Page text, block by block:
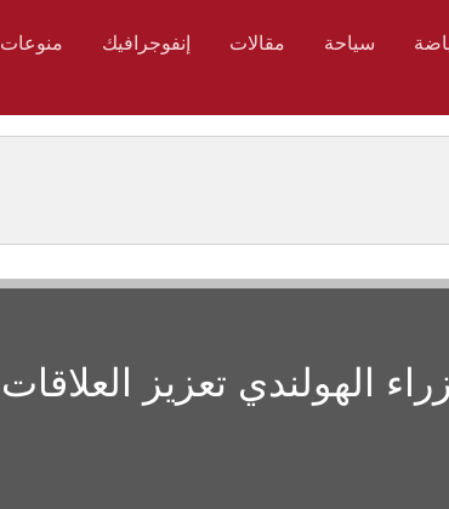
سياحة مقالات إنفوجرافيك منوعات
الهولندي تعزيز العلاقات